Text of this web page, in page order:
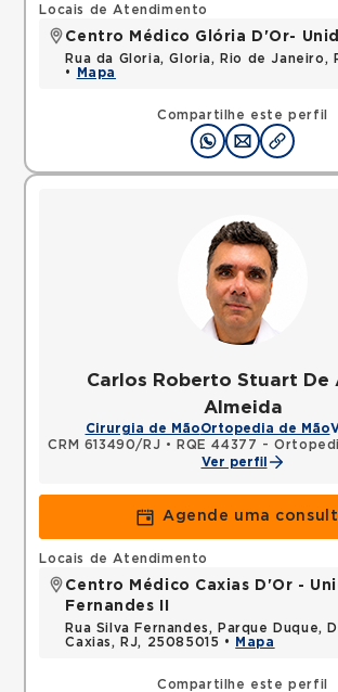
Compartilhe este perfil
Locais de Atendimento
Centro Médico Glória D'Or-
Rua da Gloria, Gloria, Rio de Janeiro,
•
Mapa
Carlos Roberto Stuart De
Almeida
Cirurgia de MãoOrtopedia de Mão
CRM 613490/RJ • RQE 44377 - Ortopedia
Ver perfil
Agende uma
Compartilhe este perfil
Locais de Atendimento
Centro Médico Caxias D'Or -
Fernandes II
Rua Silva Fernandes, Parque Duque,
Caxias, RJ, 25085015 •
Mapa